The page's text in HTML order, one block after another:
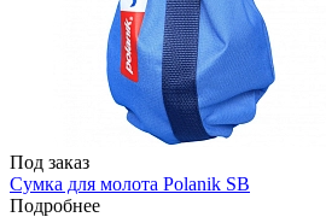
Под заказ
Сумка для молота Polanik SB
Подробнее